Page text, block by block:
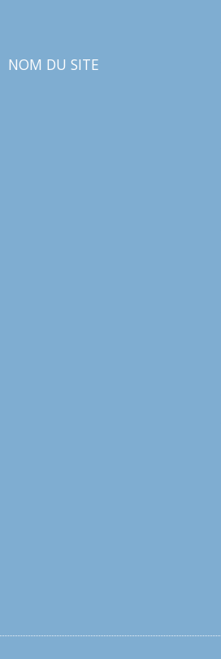
NOM DU SITE